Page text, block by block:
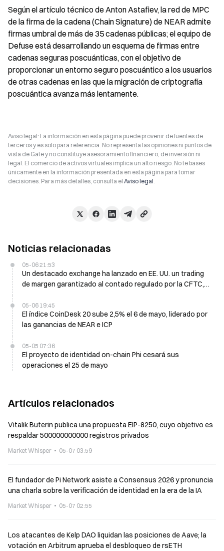
Según el artículo técnico de Anton Astafiev, la red de MPC
de la firma de la cadena (Chain Signature) de NEAR admite
firmas umbral de más de 35 cadenas públicas; el equipo de
Defuse está desarrollando un esquema de firmas entre
cadenas seguras poscuánticas, con el objetivo de
proporcionar un entorno seguro poscuántico a los usuarios
de otras cadenas en las que la migración de criptografía
poscuántica avanza más lentamente.
Aviso legal: La información en esta página puede provenir de fuentes de
terceros y es solo para referencia. No representa las opiniones ni puntos de
vista de Gate y no constituye asesoramiento financiero, de inversión ni
legal. El comercio de activos virtuales implica un alto riesgo. No te bases
únicamente en la información presentada en esta página para tomar
decisiones. Para más detalles, consulta el Aviso legal.
Noticias relacionadas
05-06 21:53
Un destacado exchange ha lanzado en EE. UU. un trading
de margen garantizado al contado regulado por la CFTC,
05-06 19:45
El índice CoinDesk 20 sube 2,5% el 6 de mayo, liderado por
las ganancias de NEAR e ICP
05-05 07:36
El proyecto de identidad on-chain Phi cesará sus
operaciones el 25 de mayo
Artículos relacionados
Vitalik Buterin publica una propuesta EIP-8250, cuyo objetivo es
respaldar 500000000000 registros privados
Market Whisper 05-07 03:59
El fundador de Pi Network asiste a Consensus 2026 y pronuncia
una charla sobre la verificación de identidad en la era de la IA
Market Whisper 05-07 02:55
Los atacantes de Kelp DAO liquidan las posiciones de Aave; la
votación en Arbitrum aprueba el desbloqueo de rsETH